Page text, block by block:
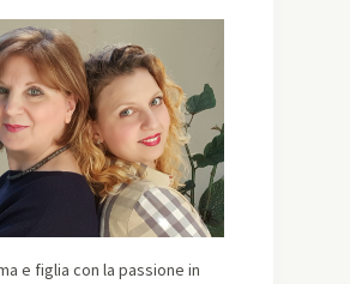
e figlia con la passione in